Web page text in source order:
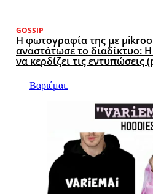
GOSSIP
Η φωτογραφία της με
αναστάτωσε το διαδίκτυο:
να κερδίζει τις εντυπώσεις
Βαριέμαι.